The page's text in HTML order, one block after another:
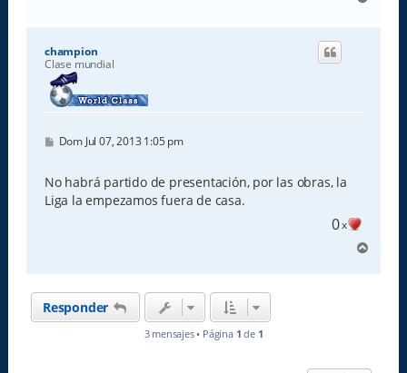
r
champion
Clase mundial
M
s
a
j
Dom Jul 07, 2013 1:05 pm
No habrá partido de presentación, por las obras, la
Liga la empezamos fuera de casa.
0x
r
Responder
3 mensajes • Página 1 de 1